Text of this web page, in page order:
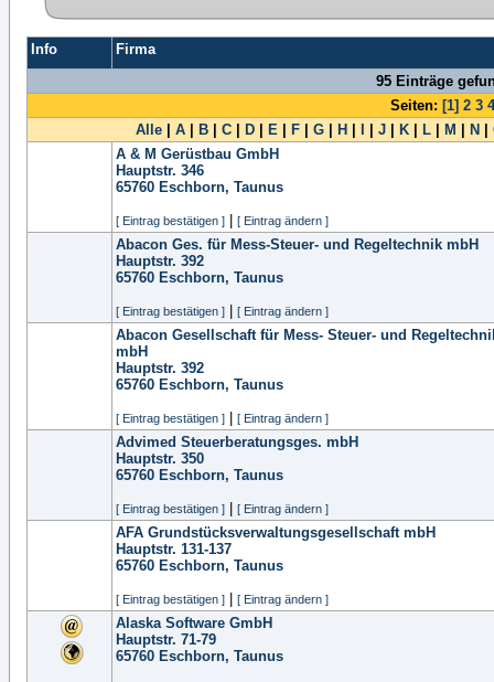
Info
Firma
95 Einträge
Seiten: [1] 2 3 4
Alle
A B C D E F G H J K L M N
A & M Gerüstbau GmbH
Hauptstr. 346
65760 Eschborn, Taunus
[ Eintrag bestätigen ] [ Eintrag ändern ]
Abacon Ges. für Mess-Steuer- und Regeltechnik mbH
Hauptstr. 392
65760 Eschborn, Taunus
[ Eintrag bestätigen ] [ Eintrag ändern ]
Abacon Gesellschaft für Mess- Steuer- und
mbH
Hauptstr. 392
65760 Eschborn, Taunus
[ Eintrag bestätigen ] [ Eintrag ändern ]
Advimed Steuerberatungsges. mbH
Hauptstr. 350
65760 Eschborn, Taunus
[ Eintrag bestätigen ] [ Eintrag ändern ]
AFA Grundstücksverwaltungsgesellschaft mbH
Hauptstr. 131-137
65760 Eschborn, Taunus
[ Eintrag bestätigen ] [ Eintrag ändern ]
Alaska Software GmbH
Hauptstr. 71-79
65760 Eschborn, Taunus